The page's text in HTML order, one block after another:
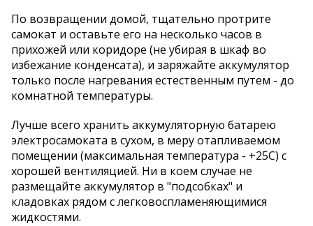
По возвращении домой, тщательно протрите
самокат и оставьте его на несколько часов в
прихожей или коридоре (не убирая в шкаф во
избежание конденсата), и заряжайте аккумулятор
только после нагревания естественным путем - до
комнатной температуры.
Лучше всего хранить аккумуляторную батарею
электросамоката в сухом, в меру отапливаемом
помещении (максимальная температура - +25С) с
хорошей вентиляцией. Ни в коем случае не
размещайте аккумулятор в "подсобках" и
кладовках рядом с легковоспламеняющимися
жидкостями.